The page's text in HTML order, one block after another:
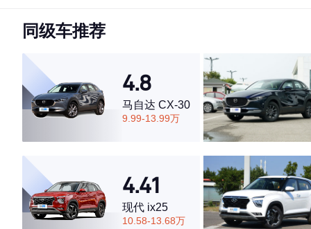
4.7
·外观表现较为优秀，优于65%同级车
·内饰表现一般，低于75%同级车
·空间表现一般，低于75%同级车
同级车推荐
4.8
马自达 CX-30
9.99-13.99万
4.41
现代 ix25
10.58-13.68万